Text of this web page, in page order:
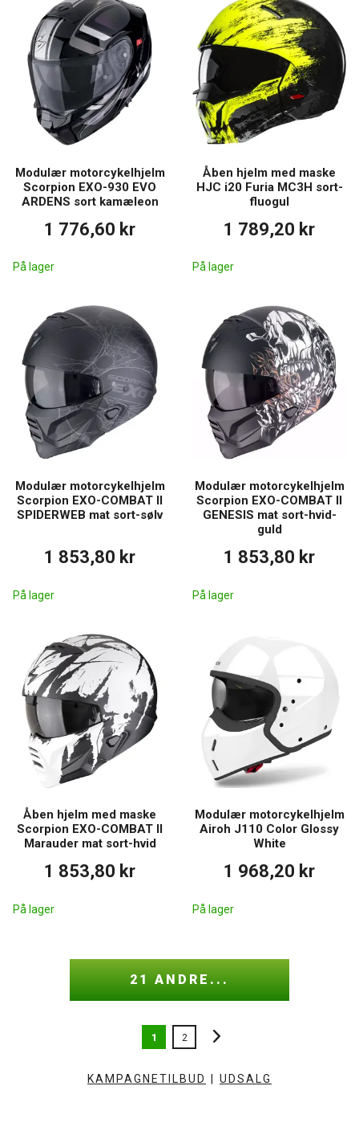
Modulær motorcykelhjelm
Scorpion EXO-930 EVO
ARDENS sort kamæleon
1 776,60 kr
På lager
Åben hjelm med maske
HJC i20 Furia MC3H sort-
fluogul
1 789,20 kr
På lager
Modulær motorcykelhjelm
Scorpion EXO-COMBAT II
SPIDERWEB mat sort-sølv
1 853,80 kr
På lager
Modulær motorcykelhjelm
Scorpion EXO-COMBAT II
GENESIS mat sort-hvid-
guld
1 853,80 kr
På lager
Åben hjelm med maske
Scorpion EXO-COMBAT II
Marauder mat sort-hvid
1 853,80 kr
På lager
Modulær motorcykelhjelm
Airoh J110 Color Glossy
White
1 968,20 kr
På lager
21 ANDRE...
1 2
KAMPAGNETILBUD UDSALG